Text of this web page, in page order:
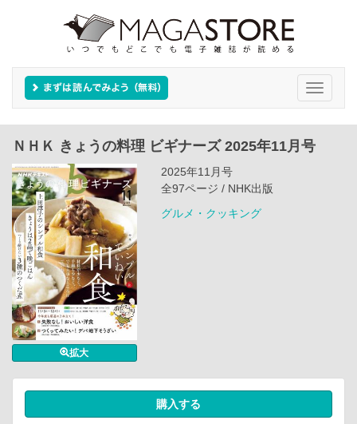
Toggle
ＮＨＫ きょうの料理 ビギナーズ 2025年11月号
拡大
2025年11月号
全97ページ / NHK出版
グルメ・クッキング
購入する